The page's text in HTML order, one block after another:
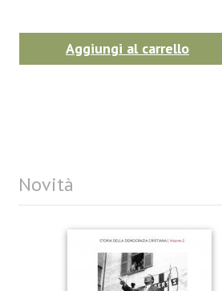
Aggiungi al carrello
Novità